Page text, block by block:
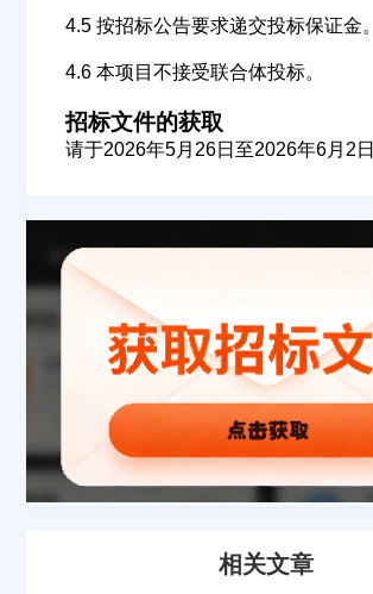
4.5 按招标公告要求递交投标保证金。
4.6 本项目不接受联合体投标。
招标文件的获取
请于2026年5月26日至2026年6月2日
相关文章
经办人
联系方式
立即入驻